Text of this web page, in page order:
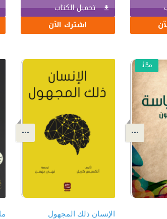
تحميل الكتاب
اشترك الآن
مجّانًا
الإنسان ذلك المجهول